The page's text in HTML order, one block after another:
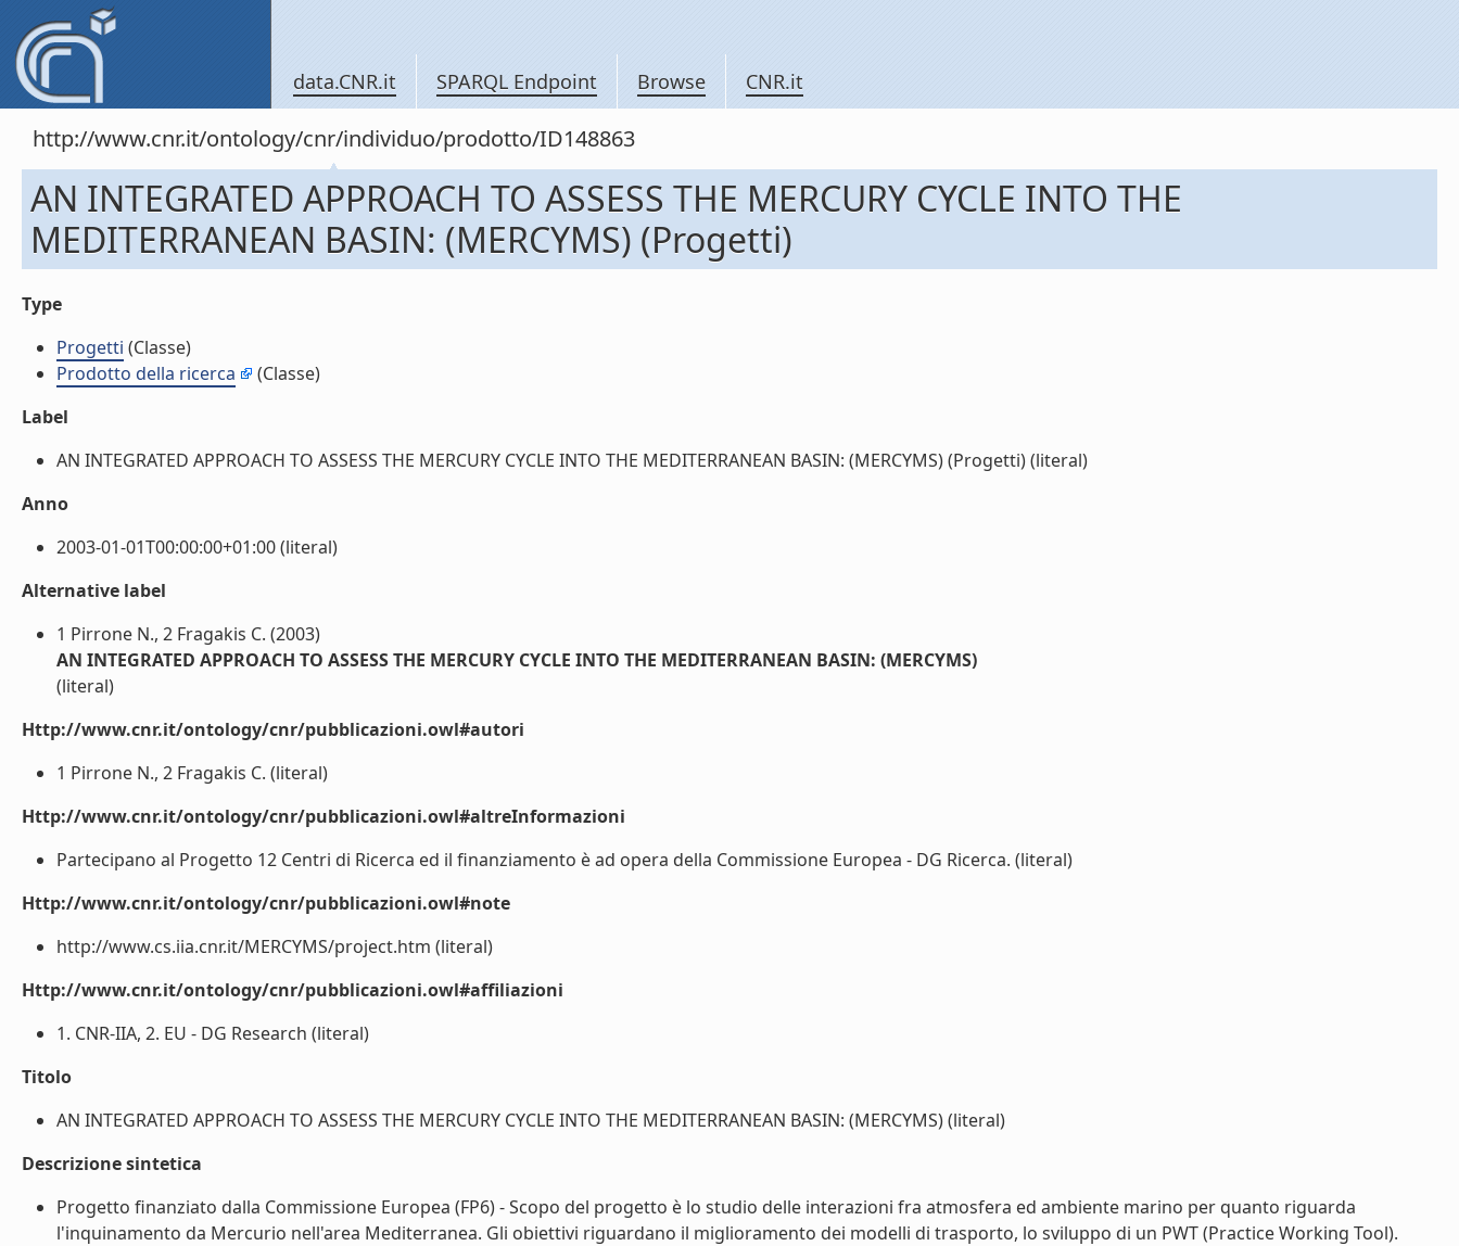
data.CNR.it SPARQL Endpoint Browse CNR.it
http://www.cnr.it/ontology/cnr/individuo/prodotto/ID148863
AN INTEGRATED APPROACH TO ASSESS THE MERCURY CYCLE INTO THE
MEDITERRANEAN BASIN: (MERCYMS) (Progetti)
Type
Progetti (Classe)
Prodotto della ricerca
(Classe)
Label
AN INTEGRATED APPROACH TO ASSESS THE MERCURY CYCLE INTO THE MEDITERRANEAN BASIN: (MERCYMS) (Progetti) (literal)
Anno
2003-01-01T00:00:00+01:00 (literal)
Alternative label
1 Pirrone N., 2 Fragakis C. (2003)
AN INTEGRATED APPROACH TO ASSESS THE MERCURY CYCLE INTO THE MEDITERRANEAN BASIN: (MERCYMS)
(literal)
Http://www.cnr.it/ontology/cnr/pubblicazioni.owl#autori
1 Pirrone N., 2 Fragakis C. (literal)
Http://www.cnr.it/ontology/cnr/pubblicazioni.owl#altreInformazioni
Partecipano al Progetto 12 Centri di Ricerca ed il finanziamento è ad opera della Commissione Europea - DG Ricerca. (literal)
Http://www.cnr.it/ontology/cnr/pubblicazioni.owl#note
http://www.cs.iia.cnr.it/MERCYMS/project.htm (literal)
Http://www.cnr.it/ontology/cnr/pubblicazioni.owl#affiliazioni
1. CNR-IIA, 2. EU - DG Research (literal)
Titolo
AN INTEGRATED APPROACH TO ASSESS THE MERCURY CYCLE INTO THE MEDITERRANEAN BASIN: (MERCYMS) (literal)
Descrizione sintetica
Progetto finanziato dalla Commissione Europea (FP6) - Scopo del progetto è lo studio delle interazioni fra atmosfera ed ambiente marino per quanto riguarda
l'inquinamento da Mercurio nell'area Mediterranea. Gli obiettivi riguardano il miglioramento dei modelli di trasporto, lo sviluppo di un PWT (Practice Working Tool).